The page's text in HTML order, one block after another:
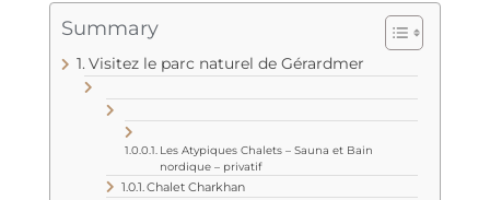
Summary
Visitez le parc naturel de Gérardmer
Les Atypiques Chalets – Sauna et Bain
nordique – privatif
Chalet Charkhan